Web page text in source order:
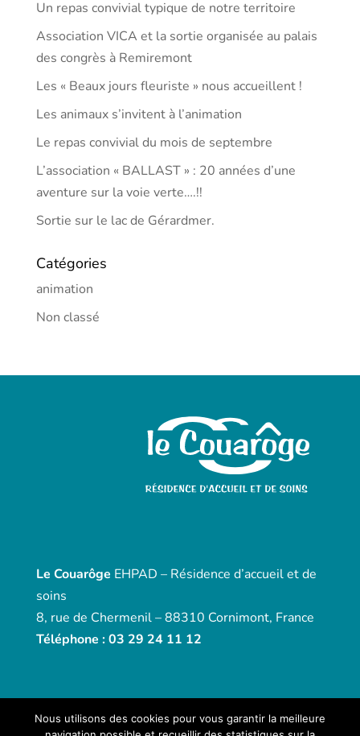
Un repas convivial typique de notre territoire
Association VICA et la sortie organisée au palais
des congrès à Remiremont
Les « Beaux jours fleuriste » nous accueillent !
Les animaux s’invitent à l’animation
Le repas convivial du mois de septembre
L’association « BALLAST » : 20 années d’une
aventure sur la voie verte….!!
Sortie sur le lac de Gérardmer.
Catégories
animation
Non classé
Le Couarôge EHPAD – Résidence d’accueil et de
soins
8, rue de Chermenil – 88310 Cornimont, France
Téléphone : 03 29 24 11 12
Nous utilisons des cookies pour vous garantir la meilleure